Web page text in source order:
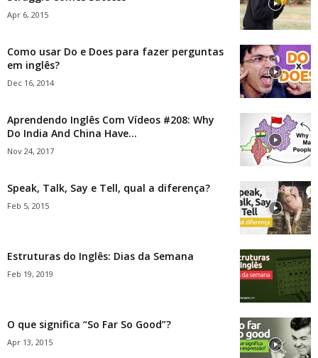
Apr 6, 2015
Como usar Do e Does para fazer perguntas
em inglês?
Dec 16, 2014
Aprendendo Inglês Com Vídeos #208: Why
Do India And China Have...
Nov 24, 2017
Speak, Talk, Say e Tell, qual a diferença?
Feb 5, 2015
Estruturas do Inglês: Dias da Semana
Feb 19, 2019
O que significa “So Far So Good”?
Apr 13, 2015